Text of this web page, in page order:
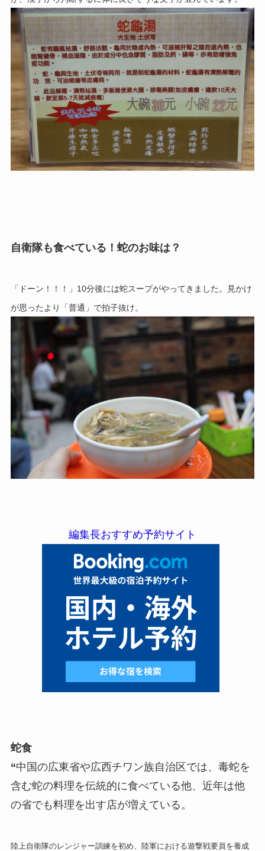
自衛隊も食べている！蛇のお味は？
「ドーン！！！」10分後には蛇スープがやってきました。
見かけ
が思ったより「普通」で拍子抜け。
編集長おすすめ予約サイト
蛇食
“中国の広東省や広西チワン族自治区では、毒蛇を
含む蛇の料理を伝統的に食べている他、近年は他
の省でも料理を出す店が増えている。
陸上自衛隊のレンジャー訓練を初め、陸軍における遊撃戦要員を養成